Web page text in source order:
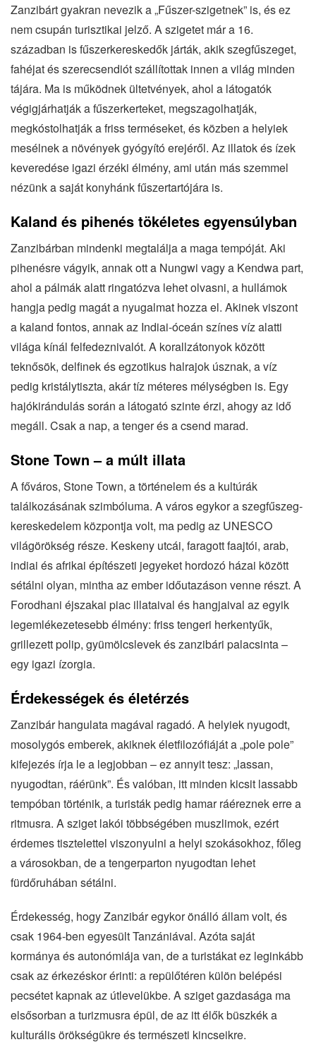
Zanzibárt gyakran nevezik a „Fűszer-szigetnek” is, és ez
nem csupán turisztikai jelző. A szigetet már a 16.
században is fűszerkereskedők járták, akik szegfűszeget,
fahéjat és szerecsendiót szállítottak innen a világ minden
tájára. Ma is működnek ültetvények, ahol a látogatók
végigjárhatják a fűszerkerteket, megszagolhatják,
megkóstolhatják a friss terméseket, és közben a helyiek
mesélnek a növények gyógyító erejéről. Az illatok és ízek
keveredése igazi érzéki élmény, ami után más szemmel
nézünk a saját konyhánk fűszertartójára is.
Kaland és pihenés tökéletes egyensúlyban
Zanzibárban mindenki megtalálja a maga tempóját. Aki
pihenésre vágyik, annak ott a Nungwi vagy a Kendwa part,
ahol a pálmák alatt ringatózva lehet olvasni, a hullámok
hangja pedig magát a nyugalmat hozza el. Akinek viszont
a kaland fontos, annak az Indiai-óceán színes víz alatti
világa kínál felfedeznivalót. A korallzátonyok között
teknősök, delfinek és egzotikus halrajok úsznak, a víz
pedig kristálytiszta, akár tíz méteres mélységben is. Egy
hajókirándulás során a látogató szinte érzi, ahogy az idő
megáll. Csak a nap, a tenger és a csend marad.
Stone Town – a múlt illata
A főváros, Stone Town, a történelem és a kultúrák
találkozásának szimbóluma. A város egykor a szegfűszeg-
kereskedelem központja volt, ma pedig az UNESCO
világörökség része. Keskeny utcái, faragott faajtói, arab,
indiai és afrikai építészeti jegyeket hordozó házai között
sétálni olyan, mintha az ember időutazáson venne részt. A
Forodhani éjszakai piac illataival és hangjaival az egyik
legemlékezetesebb élmény: friss tengeri herkentyűk,
grillezett polip, gyümölcslevek és zanzibári palacsinta –
egy igazi ízorgia.
Érdekességek és életérzés
Zanzibár hangulata magával ragadó. A helyiek nyugodt,
mosolygós emberek, akiknek életfilozófiáját a „pole pole”
kifejezés írja le a legjobban – ez annyit tesz: „lassan,
nyugodtan, ráérünk”. És valóban, itt minden kicsit lassabb
tempóban történik, a turisták pedig hamar ráéreznek erre a
ritmusra. A sziget lakói többségében muszlimok, ezért
érdemes tisztelettel viszonyulni a helyi szokásokhoz, főleg
a városokban, de a tengerparton nyugodtan lehet
fürdőruhában sétálni.
Érdekesség, hogy Zanzibár egykor önálló állam volt, és
csak 1964-ben egyesült Tanzániával. Azóta saját
kormánya és autonómiája van, de a turistákat ez leginkább
csak az érkezéskor érinti: a repülőtéren külön belépési
pecsétet kapnak az útlevelükbe. A sziget gazdasága ma
elsősorban a turizmusra épül, de az itt élők büszkék a
kulturális örökségükre és természeti kincseikre.